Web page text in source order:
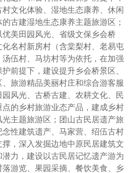
文化体验、湿地生态康养、休闲
古建湿地生态康养主题旅游区；
美田园风光、省级文保乡会桥
化名村新房村（含棠梨村、老易屯
伍村、马坊村等为依托，在加强
前提下，建设提升乡会桥景区、
旅游精品美丽村庄和综合游客服
风光、古桥古建、农耕文化、民
的乡村旅游业态产品，建成乡村
主题旅游区；团山古民居遗产旅
性建筑遗产、马家营、绍伍古村
，深入发掘边地中原民居建筑文
力，建设以古民居记忆遗产游为
游览、果园采摘、餐饮美食、乡